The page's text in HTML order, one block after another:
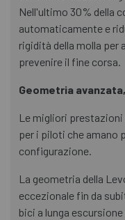
Nell'ultimo 30% della
automaticamente e
rigidità della molla
prevenire il fine corsa.
Geometria
Le migliori
per i piloti che amano
configurazione.
La geometria della
eccezionale fin da
bici a lunga